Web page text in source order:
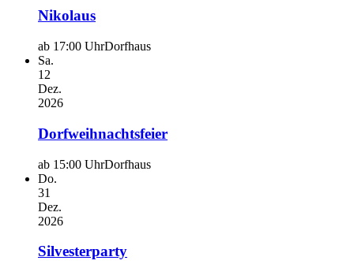
Nikolaus
ab 17:00 UhrDorfhaus
Sa.
12
Dez.
2026
Dorfweihnachtsfeier
ab 15:00 UhrDorfhaus
Do.
31
Dez.
2026
Silvesterparty